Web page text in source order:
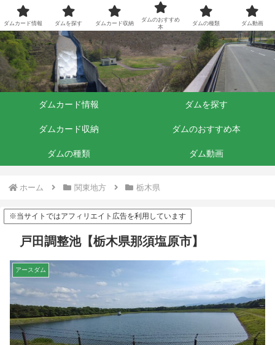
ダムくらぶ
ダムカード情報 ダムを探す
ダムカード収納 ダムのおすすめ本
ダムの種類 ダム動画
ホーム 関東地方 栃木県
※当サイトではアフィリエイト広告を利用しています
戸田調整池【栃木県那須塩原市】
アースダム
ダムカード情報 ダムを探す ダムカード収納
ダムのおすすめ
本
ダムの種類 ダム動画